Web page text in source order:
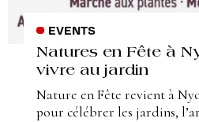
EVENTS
Natures en Fête à
vivre au jardin
Nature en Fête revient à
pour célébrer les jardins,